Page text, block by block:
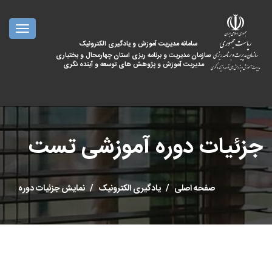
سامانه مدیریت آموزش و یادگیری الکترونیک
سازمان مدیریت و برنامه ریزی استان چهارمحال و بختیاری
مدیریت آموزش و پژوهش های توسعه و آینده نگری
جزئیات دوره آموزشی تست
صفحه اصلی یادگیری الکترونیک نمایش جزئیات دوره